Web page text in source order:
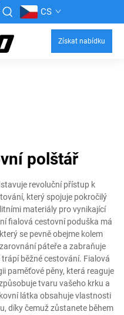
CS
Získat nabídku
polštář
revoluční přístup k
který spojuje pokročilý
materiály pro vynikající
fialová cestovní poduška má
se pevně obejme kolem
páteře a zabraňuje
běžné cestování. Fialová
paměťové pěny, která reaguje
tvaru vašeho krku a
látka obsahuje vlastnosti
díky čemuž zůstanete během